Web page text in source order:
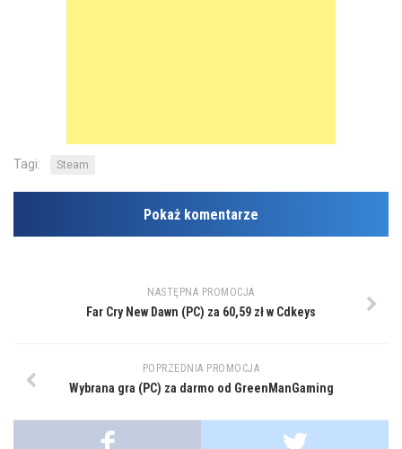
Tagi: Steam
Pokaż komentarze
NASTĘPNA PROMOCJA
Far Cry New Dawn (PC) za 60,59 zł w Cdkeys
POPRZEDNIA PROMOCJA
Wybrana gra (PC) za darmo od GreenManGaming